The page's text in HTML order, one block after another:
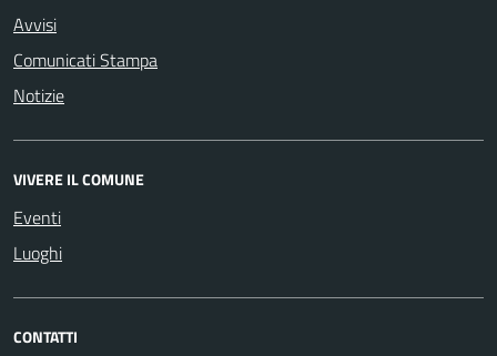
Avvisi
Comunicati Stampa
Notizie
VIVERE IL COMUNE
Eventi
Luoghi
CONTATTI